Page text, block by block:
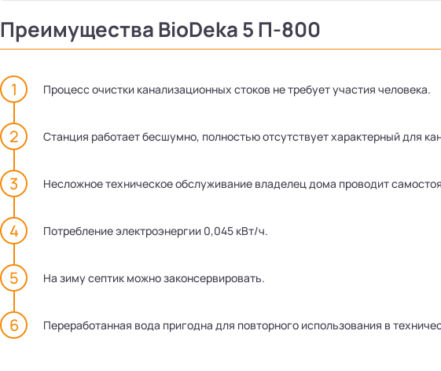
Преимущества BioDeka 5 П-800
Процесс очистки канализационных стоков не требует участия человека.
Станция работает бесшумно, полностью отсутствует характерный для
Несложное техническое обслуживание владелец дома проводит
Потребление электроэнергии 0,045 кВт/ч.
На зиму септик можно законсервировать.
Переработанная вода пригодна для повторного использования в